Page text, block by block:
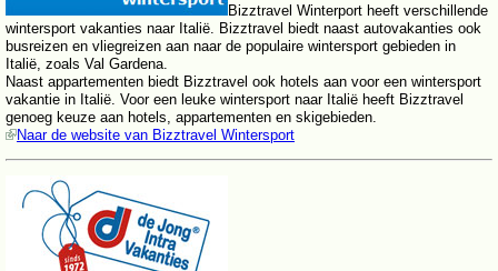
Bizztravel Winterport heeft verschillende
wintersport vakanties naar Italië. Bizztravel biedt naast autovakanties ook
busreizen en vliegreizen aan naar de populaire wintersport gebieden in
Italië, zoals Val Gardena.
Naast appartementen biedt Bizztravel ook hotels aan voor een wintersport
vakantie in Italië. Voor een leuke wintersport naar Italië heeft Bizztravel
genoeg keuze aan hotels, appartementen en skigebieden.
Naar de website van Bizztravel Wintersport